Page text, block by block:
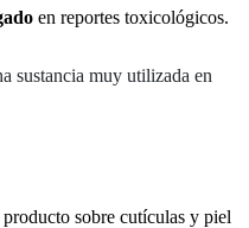
en reportes toxicológicos.
sustancia muy utilizada en
sobre cutículas y piel